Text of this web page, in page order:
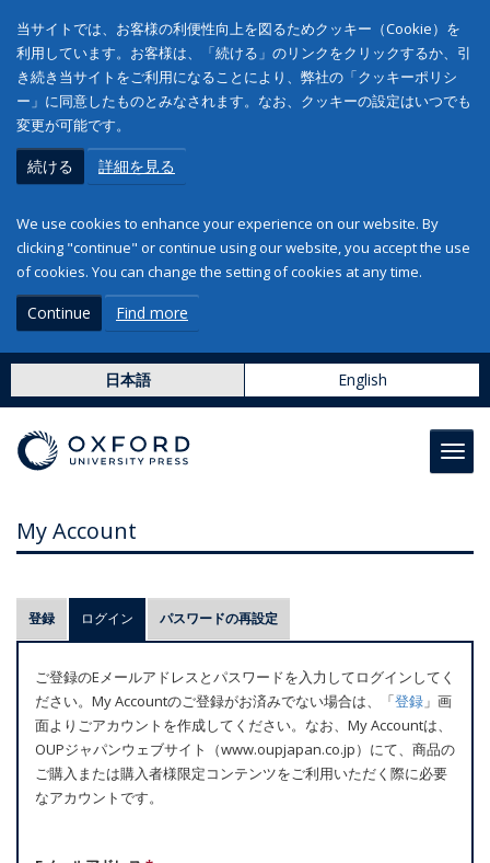
当サイトでは、お客様の利便性向上を図るためクッキー（Cookie）を
利用しています。お客様は、「続ける」のリンクをクリックするか、引
き続き当サイトをご利用になることにより、弊社の「クッキーポリシ
ー」に同意したものとみなされます。なお、クッキーの設定はいつでも
変更が可能です。
続ける 詳細を見る
We use cookies to enhance your experience on our website. By
clicking "continue" or continue using our website, you accept the use
of cookies. You can change the setting of cookies at any time.
Continue Find more
日本語 English
My Account
プ
ラ
マ
リ
ー
タ
ブ
登録 ログイン (アクティブなタブ)
パスワードの再設定
ご登録のEメールアドレスとパスワードを入力してログインしてく
ださい。My Accountのご登録がお済みでない場合は、「登録 」画
面よりごアカウントを作成してください。なお、My Accountは、
OUPジャパンウェブサイト（www.oupjapan.co.jp）にて、商品の
ご購入または購入者様限定コンテンツをご利用いただく際に必要
なアカウントです。